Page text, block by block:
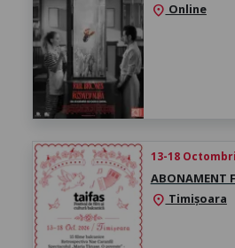
location_on Online
13-18
ABONAMENT
location_on Timișoara